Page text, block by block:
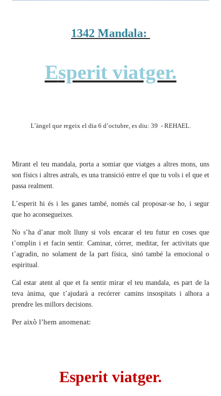
1342 Mandala:
Esperit viatger.
L’àngel que regeix el dia 6 d’octubre, es diu: 39 - REHAEL.
Mirant el teu mandala, porta a somiar que viatges a altres mons, uns
son físics i altres astrals, es una transició entre el que tu vols i el que et
passa realment.
L’esperit hi és i les ganes també, només cal proposar-se ho, i segur
que ho aconsegueixes.
No s’ha d’anar molt lluny si vols encarar el teu futur en coses que
t’omplin i et facin sentir. Caminar, córrer, meditar, fer activitats que
t’agradin, no solament de la part física, sinó també la emocional o
espiritual.
Cal estar atent al que et fa sentir mirar el teu mandala, es part de la
teva ànima, que t’ajudarà a recórrer camins insospitats i alhora a
prendre les millors decisions.
Per això l’hem anomenat:
Esperit viatger.